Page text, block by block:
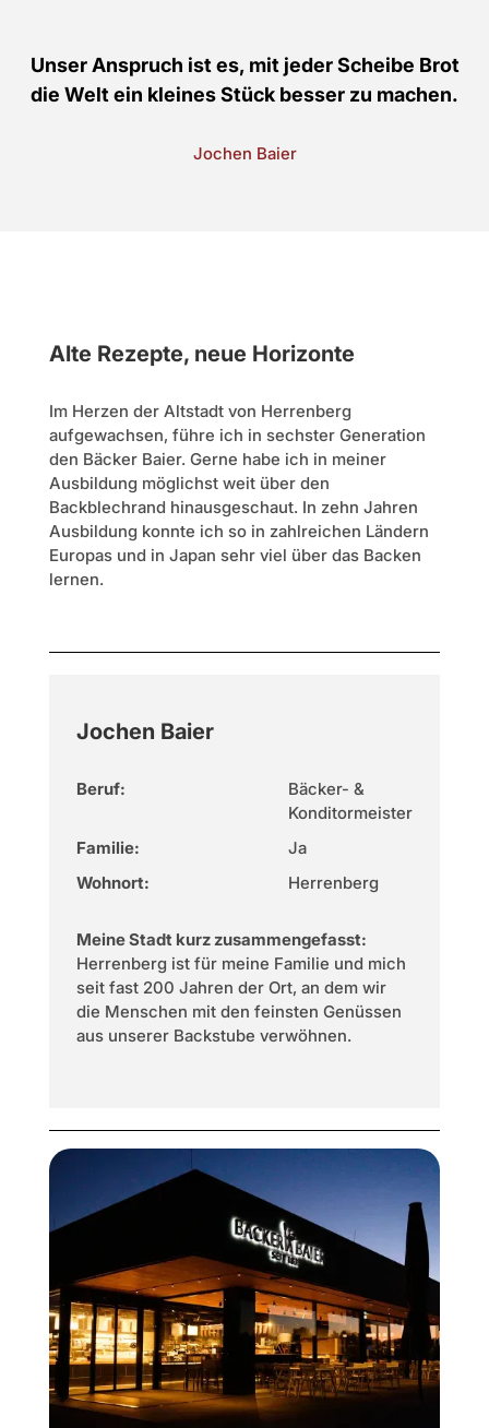
Unser Anspruch ist es, mit jeder Scheibe Brot
die Welt ein kleines Stück besser zu machen.
Jochen Baier
Alte Rezepte, neue Horizonte
Im Herzen der Altstadt von Herrenberg
aufgewachsen, führe ich in sechster Generation
den Bäcker Baier. Gerne habe ich in meiner
Ausbildung möglichst weit über den
Backblechrand hinausgeschaut. In zehn Jahren
Ausbildung konnte ich so in zahlreichen Ländern
Europas und in Japan sehr viel über das Backen
lernen.
Jochen Baier
Beruf:
Bäcker- &
Konditormeister
Familie:
Ja
Wohnort:
Herrenberg
Meine Stadt kurz zusammengefasst:
Herrenberg ist für meine Familie und mich
seit fast 200 Jahren der Ort, an dem wir
die Menschen mit den feinsten Genüssen
aus unserer Backstube verwöhnen.